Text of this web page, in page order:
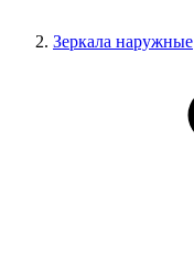
Зеркала наружные